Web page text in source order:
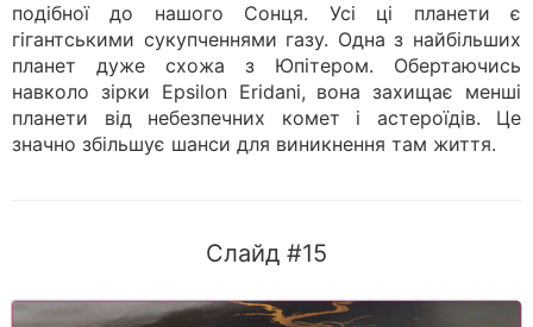
подібної до нашого Сонця. Усі ці планети є
гігантськими сукупченнями газу. Одна з найбільших
планет дуже схожа з Юпітером. Обертаючись
навколо зірки Epsilon Eridani, вона захищає менші
планети від небезпечних комет і астероїдів. Це
значно збільшує шанси для виникнення там життя.
Слайд #15